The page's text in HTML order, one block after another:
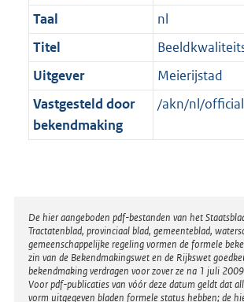
Taal
nl
Titel
Uitgever
Meierijstad
Vastgesteld door
bekendmaking
/akn/nl/
Disclaimer
De hier aangeboden pdf-bestanden van het
Tractatenblad, provinciaal blad, gemeenteblad,
gemeenschappelijke regeling vormen de formele
zin van de Bekendmakingswet en de Rijkswet
bekendmaking verdragen voor zover ze na 1 juli
Voor pdf-publicaties van vóór deze datum geldt dat
vorm uitgegeven bladen formele status hebben; de